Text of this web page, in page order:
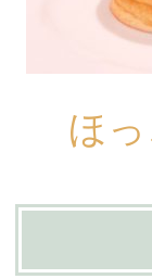
ほ